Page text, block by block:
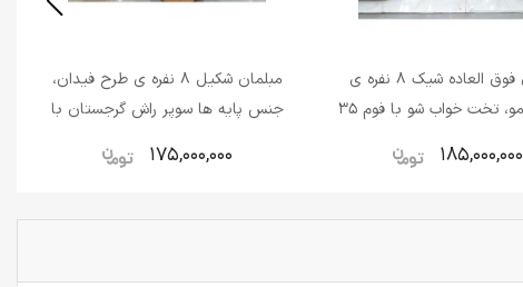
مبلمان فوق العاده شیک 8 نفره ی
مدل پالرمو، تخت خواب شو با فوم 35
185,000,000
مبلمان شکیل 8 نفره ی طرح فیدان،
جنس پایه ها سوپر راش گرجستان با
کیفیت اعلاء
175,000,000